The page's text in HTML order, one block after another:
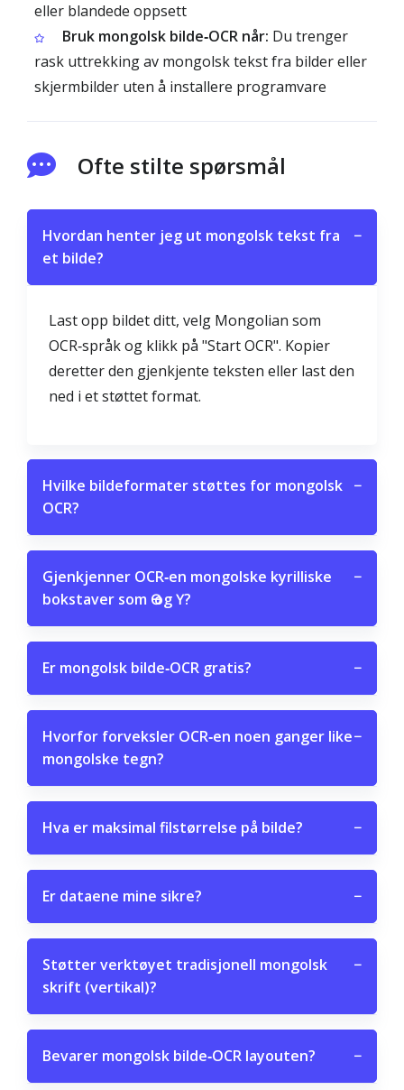
eller blandede oppsett
Bruk mongolsk bilde‑OCR når: Du trenger
rask uttrekking av mongolsk tekst fra bilder eller
skjermbilder uten å installere programvare
Ofte stilte spørsmål
Hvordan henter jeg ut mongolsk tekst fra
et bilde?
−
Last opp bildet ditt, velg Mongolian som
OCR‑språk og klikk på "Start OCR". Kopier
deretter den gjenkjente teksten eller last den
ned i et støttet format.
Hvilke bildeformater støttes for mongolsk
OCR?
−
Gjenkjenner OCR‑en mongolske kyrilliske
bokstaver som Ө og Ү?
−
Er mongolsk bilde‑OCR gratis? −
Hvorfor forveksler OCR‑en noen ganger like
mongolske tegn?
−
Hva er maksimal filstørrelse på bilde? −
Er dataene mine sikre? −
Støtter verktøyet tradisjonell mongolsk
skrift (vertikal)?
−
Bevarer mongolsk bilde‑OCR layouten? −